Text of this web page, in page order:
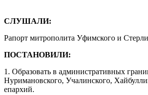
СЛУШАЛИ:
Рапорт митрополита Уфимского и
ПОСТАНОВИЛИ:
1. Образовать в административных
Нуримановского, Учалинского,
епархий.